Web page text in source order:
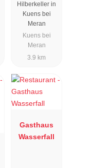
Hilberkeller in
Kuens bei
Meran
Kuens bei
Meran
3.9 km
Gasthaus
Wasserfall